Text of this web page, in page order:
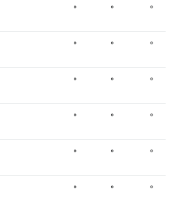
۰ ۰ ۰
۰ ۰ ۰
۰ ۰ ۰
۰ ۰ ۰
۰ ۰ ۰
۰ ۰ ۰